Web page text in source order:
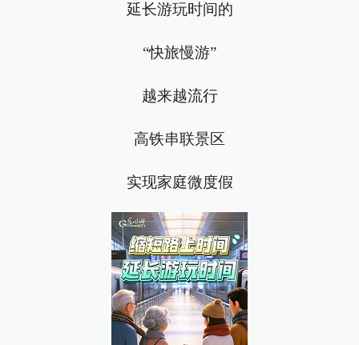
延长游玩时间的
“快旅慢游”
越来越流行
高铁串联景区
实现家庭微度假